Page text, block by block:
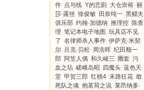
件 点与线 Y的悲剧 大仓崇裕 丽
莎·露丝 徐俊敏 田奈纯一 黑鳏夫
俱乐部 约翰·加德纳 推理控 陈查
理 笔记本电子地图 玩具店不见
了 名律师杀人事件 伊萨克·米契
尔 吕克·贝松 周浩晖 纪田顺一
郎 阿笠人偶 和久峻三 圈套 污
血之玷 嵯峨岛昭 四魔头 蓝色天
堂 甲贺三郎 红桃4 末路狂花 敢
死队之魂 抱茗荷之说 莱昂纳多·